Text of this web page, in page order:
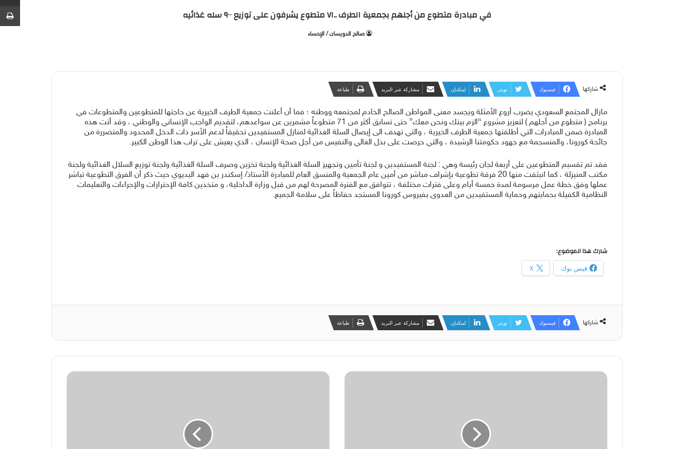
في مبادرة متطوع من أجلهم بجمعية الطرف ..٧١ متطوع يشرفون على توزيع ٩٠٠ سله غذائيه
صالح الدويسان / الإحساء
شاركها فيسبوك تويتر لينكدإن مشاركة عبر البريد طباعة
مازال المجتمع السعودي يضرب أروع الأمثلة ويجسد معنى المواطن الصالح الخادم لمجتمعه ووطنه ؛ فما أن أعلنت جمعية الطرف الخيرية عن حاجتها للمتطوعين والمتطوعات في
برنامج ( متطوع من أجلهم ) لتعزيز مشروع “الزم بيتك ونحن معك” حتى تسابق أكثر من 71 متطوعاً مشمرين عن سواعدهم، لتقديم الواجب الإنساني والوطني ، وقد أتت هذه
المبادرة ضمن المبادرات التي أطلقتها جمعية الطرف الخيرية ، والتي تهدف الى إيصال السلة الغذائية لمنازل المستفيدين تحقيقاُ لدعم الأسر ذات الدخل المحدود والمتضررة من
جائحة كورونا، والمنسجمة مع جهود حكومتنا الرشيدة ، والتي حرصت على بذل الغالي والنفيس من أجل صحة الإنسان ، الذي يعيش على تراب هذا الوطن الكبير.
فقد تم تقسيم المتطوعين على أربعة لجان رئيسة وهي : لجنة المستفيدين و لجنة تأمين وتجهيز السلة الغذائية ولجنة تخزين وصرف السلة الغذائية ولجنة توزيع السلال الغذائية ولجنة
مكتب المنيزلة ، كما انبثقت منها 20 فرقة تطوعية بإشراف مباشر من أمين عام الجمعية والمنسق العام للمبادرة الأستاذ/ إسكندر بن فهد البديوي حيث ذكر أن الفرق التطوعية تباشر
عملها وفق خطة عمل مرسومة لمدة خمسة أيام وعلى فترات مختلفة ، تتوافق مع الفترة المصرحة لهم من قبل وزارة الداخلية، و متخذين كافة الإحترازات والإجراءات والتعليمات
النظامية الكفيلة بحمايتهم وحماية المستفيدين من العدوى بفيروس كورونا المستجد حفاظاً على سلامة الجميع.
شارك هذا الموضوع:
فيس بوك X
شاركها فيسبوك تويتر لينكدإن مشاركة عبر البريد طباعة